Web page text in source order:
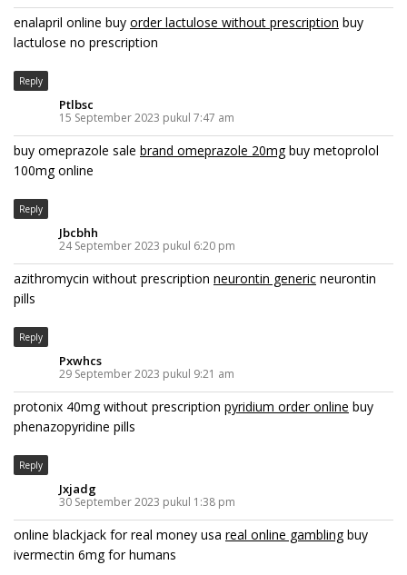
enalapril online buy order lactulose without prescription buy
lactulose no prescription
Reply
Ptlbsc
15 September 2023 pukul 7:47 am
buy omeprazole sale brand omeprazole 20mgbuy metoprolol
100mg online
Reply
Jbcbhh
24 September 2023 pukul 6:20 pm
azithromycin without prescription neurontin generic neurontin
pills
Reply
Pxwhcs
29 September 2023 pukul 9:21 am
protonix 40mg without prescription pyridium order online buy
phenazopyridine pills
Reply
Jxjadg
30 September 2023 pukul 1:38 pm
online blackjack for real money usa real online gamblingbuy
ivermectin 6mg for humans